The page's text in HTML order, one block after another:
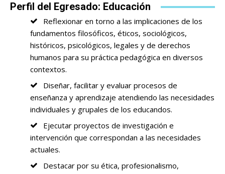
Perfil del Egresado: Educación
Reflexionar en torno a las implicaciones de los
fundamentos filosóficos, éticos, sociológicos,
históricos, psicológicos, legales y de derechos
humanos para su práctica pedagógica en diversos
contextos.
Diseñar, facilitar y evaluar procesos de
enseñanza y aprendizaje atendiendo las necesidades
individuales y grupales de los educandos.
Ejecutar proyectos de investigación e
intervención que correspondan a las necesidades
actuales.
Destacar por su ética, profesionalismo,